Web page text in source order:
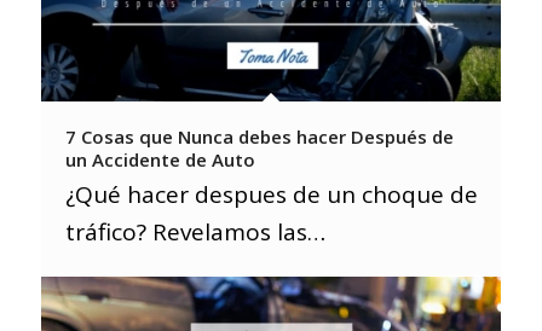
7 Cosas que Nunca debes hacer Después de
un Accidente de Auto
¿Qué hacer despues de un choque de
tráfico? Revelamos las…